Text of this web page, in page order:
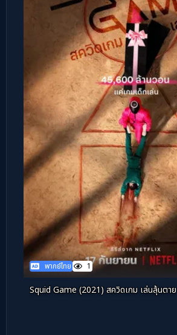
พากย์ไทย 1
Squid Game (2021) สควิดเกม เล่นลุ้นตาย